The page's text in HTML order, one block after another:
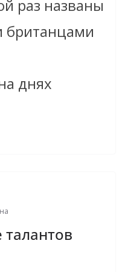
раз названы
днях